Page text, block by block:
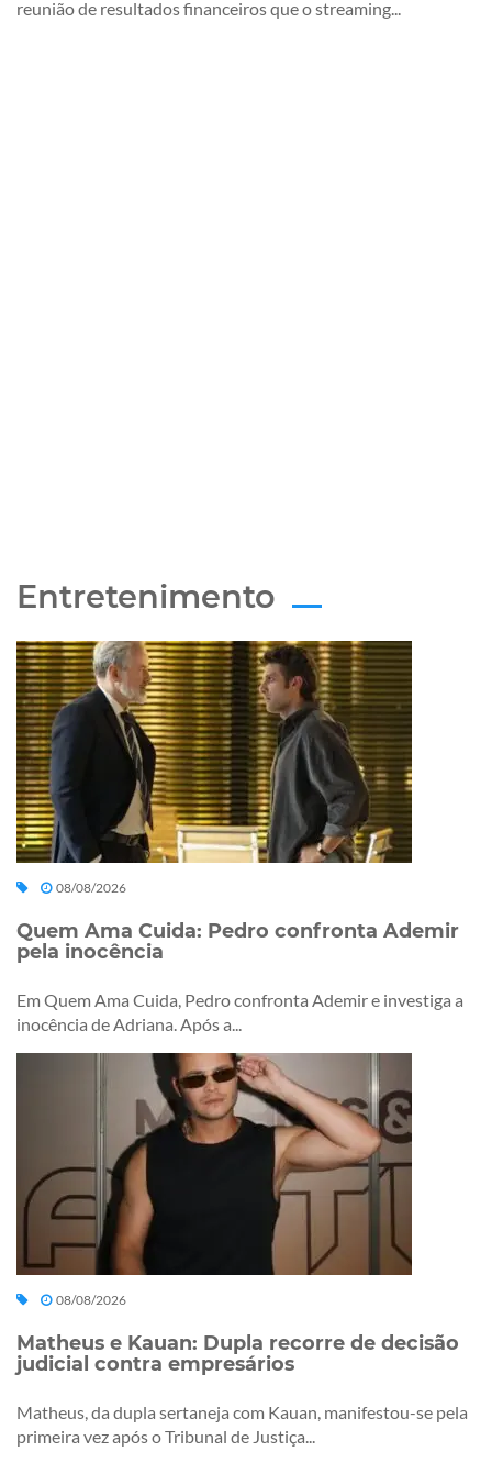
reunião de resultados financeiros que o streaming...
Entretenimento
08/08/2026
Quem Ama Cuida: Pedro confronta Ademir
pela inocência
Em Quem Ama Cuida, Pedro confronta Ademir e investiga a
inocência de Adriana. Após a...
08/08/2026
Matheus e Kauan: Dupla recorre de decisão
judicial contra empresários
Matheus, da dupla sertaneja com Kauan, manifestou-se pela
primeira vez após o Tribunal de Justiça...